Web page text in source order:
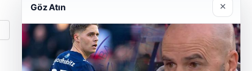
Göz Atın ×